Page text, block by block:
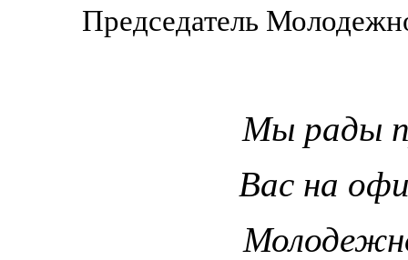
Председатель
Мы рады
Вас на